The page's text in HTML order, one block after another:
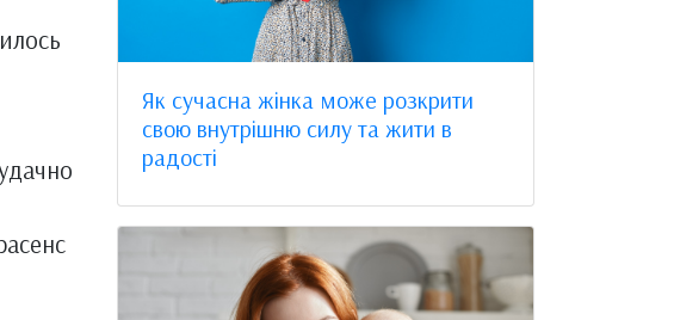
Як сучасна жінка може розкрити
свою внутрішню силу та жити в
радості